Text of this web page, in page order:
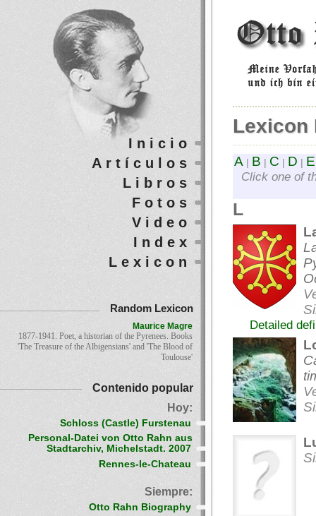
Lexicon
A B C D E
Click one of
L
Detailed
Inicio
Artículos
Libros
Fotos
Video
Index
Lexicon
Random Lexicon
Maurice Magre
1877-1941. Poet, a historian of the Pyrenees. Books
'The Treasure of the Albigensians' and 'The Blood of
Toulouse'
Contenido popular
Hoy:
Schloss (Castle) Furstenau
Personal-Datei von Otto Rahn aus
Stadtarchiv, Michelstadt. 2007
Rennes-le-Chateau
Siempre:
Otto Rahn Biography